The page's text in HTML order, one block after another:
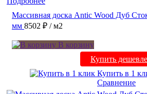
Массивная доска Antic Wood Дуб
мм 8502 ₽ / м2
В корзину
Купить дешевле
Купить в 1
Сравнение